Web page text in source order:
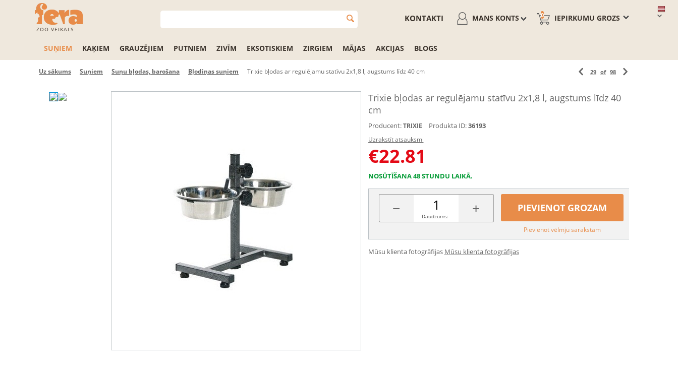
ZOO VEIKALS
IEPIRKUMU GROZS
0
MANS KONTS
KONTAKTI
SUŅIEM KAĶIEM GRAUZĒJIEM PUTNIEM ZIVĪM EKSOTISKIEM ZIRGIEM MĀJAS AKCIJAS BLOGS
Uz sākums Suņiem Suņu bļodas, barošana Bļodiņas suņiem Trixie bļodas ar regulējamu statīvu 2x1,8 l, augstums līdz 40 cm 29 of 98
Trixie bļodas ar regulējamu statīvu 2x1,8 l, augstums līdz 40
cm
Producent: TRIXIE Produkta ID:36193
Uzrakstīt atsauksmi
€22.81
NOSŪTĪŠANA 48 STUNDU LAIKĀ.
− +
Daudzums:
PIEVIENOT GROZAM
Pievienot vēlmju sarakstam
Mūsu klienta fotogrāfijas Mūsu klienta fotogrāfijas